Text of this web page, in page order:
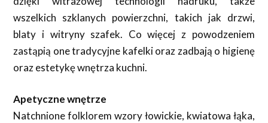
wszelkich szklanych powierzchni, takich jak drzwi,
blaty i witryny szafek. Co więcej z powodzeniem
zastąpią one tradycyjne kafelki oraz zadbają o higienę
oraz estetykę wnętrza kuchni.
Apetyczne wnętrze
Natchnione folklorem wzory łowickie, kwiatowa łąka,